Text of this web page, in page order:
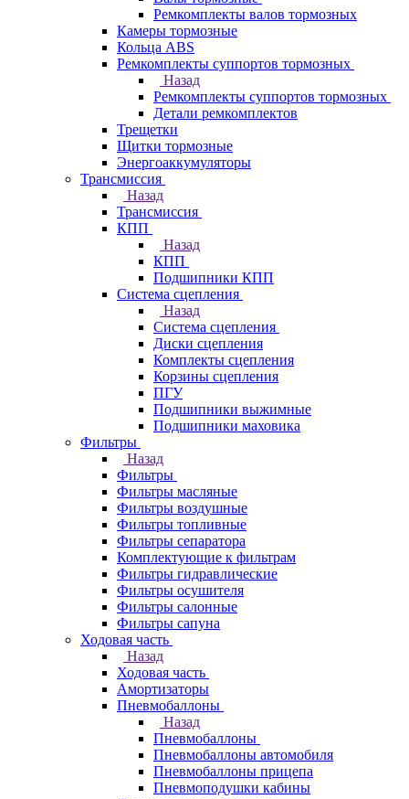
Ремкомплекты валов тормозных
Камеры тормозные
Кольца ABS
Ремкомплекты суппортов тормозных
Назад
Ремкомплекты суппортов тормозных
Детали ремкомплектов
Трещетки
Щитки тормозные
Энергоаккумуляторы
Трансмиссия
Назад
Трансмиссия
КПП
Назад
КПП
Подшипники КПП
Система сцепления
Назад
Система сцепления
Диски сцепления
Комплекты сцепления
Корзины сцепления
ПГУ
Подшипники выжимные
Подшипники маховика
Фильтры
Назад
Фильтры
Фильтры масляные
Фильтры воздушные
Фильтры топливные
Фильтры сепаратора
Комплектующие к фильтрам
Фильтры гидравлические
Фильтры осушителя
Фильтры салонные
Фильтры сапуна
Ходовая часть
Назад
Ходовая часть
Амортизаторы
Пневмобаллоны
Назад
Пневмобаллоны
Пневмобаллоны автомобиля
Пневмобаллоны прицепа
Пневмоподушки кабины